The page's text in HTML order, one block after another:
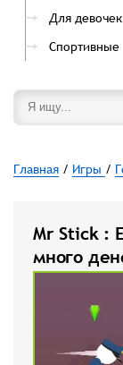
Для девочек
Спортивные
Главная / Игры /
Mr Stick :
много